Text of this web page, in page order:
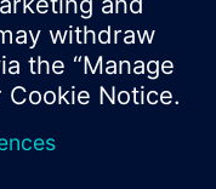
variëren per